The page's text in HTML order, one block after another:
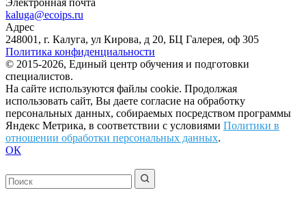
Электронная почта
kaluga@ecoips.ru
Адрес
248001, г. Калуга, ул Кирова, д 20, БЦ Галерея, оф 305
Политика конфиденциальности
© 2015-2026, Единый центр обучения и подготовки
специалистов.
На сайте используются файлы cookie. Продолжая
использовать сайт, Вы даете согласие на обработку
персональных данных, собираемых посредством программы
Яндекс Метрика, в соответствии с условиями Политики в
отношении обработки персональных данных.
ОК